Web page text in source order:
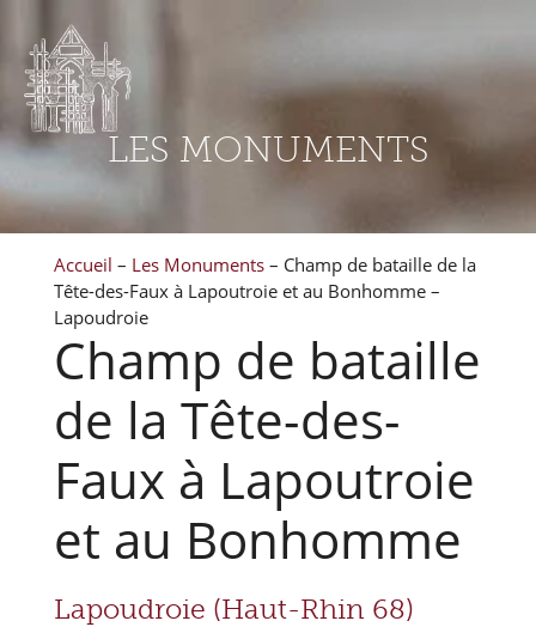
LES MONUMENTS
Accueil – Les Monuments – Champ de bataille de la
Tête-des-Faux à Lapoutroie et au Bonhomme –
Lapoudroie
Champ de bataille
de la Tête-des-
Faux à Lapoutroie
et au Bonhomme
Lapoudroie (Haut-Rhin 68)